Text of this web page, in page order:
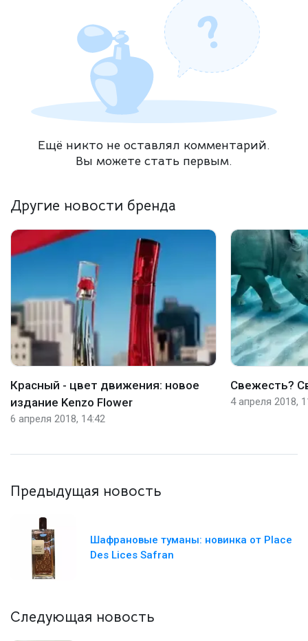
Ещё никто не оставлял комментарий.
Вы можете стать первым.
Другие новости бренда
Красный - цвет движения: новое
издание Kenzo Flower
6 апреля 2018, 14:42
Свежесть?
4 апреля 2018,
Предыдущая новость
Шафрановые туманы: новинка от Place
Des Lices Safran
Следующая новость